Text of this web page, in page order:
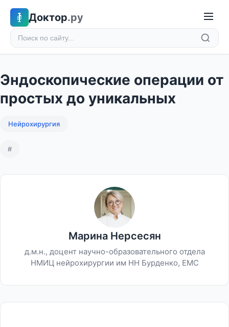
Доктор.ру
Эндоскопические операции от
простых до уникальных
Нейрохирургия
#
Марина Нерсесян
д.м.н., доцент научно-образовательного отдела
НМИЦ нейрохирургии им НН Бурденко, ЕМС